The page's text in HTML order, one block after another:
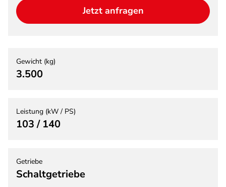
Jetzt anfragen
Gewicht (kg)
3.500
Leistung (kW / PS)
103 / 140
Getriebe
Schaltgetriebe